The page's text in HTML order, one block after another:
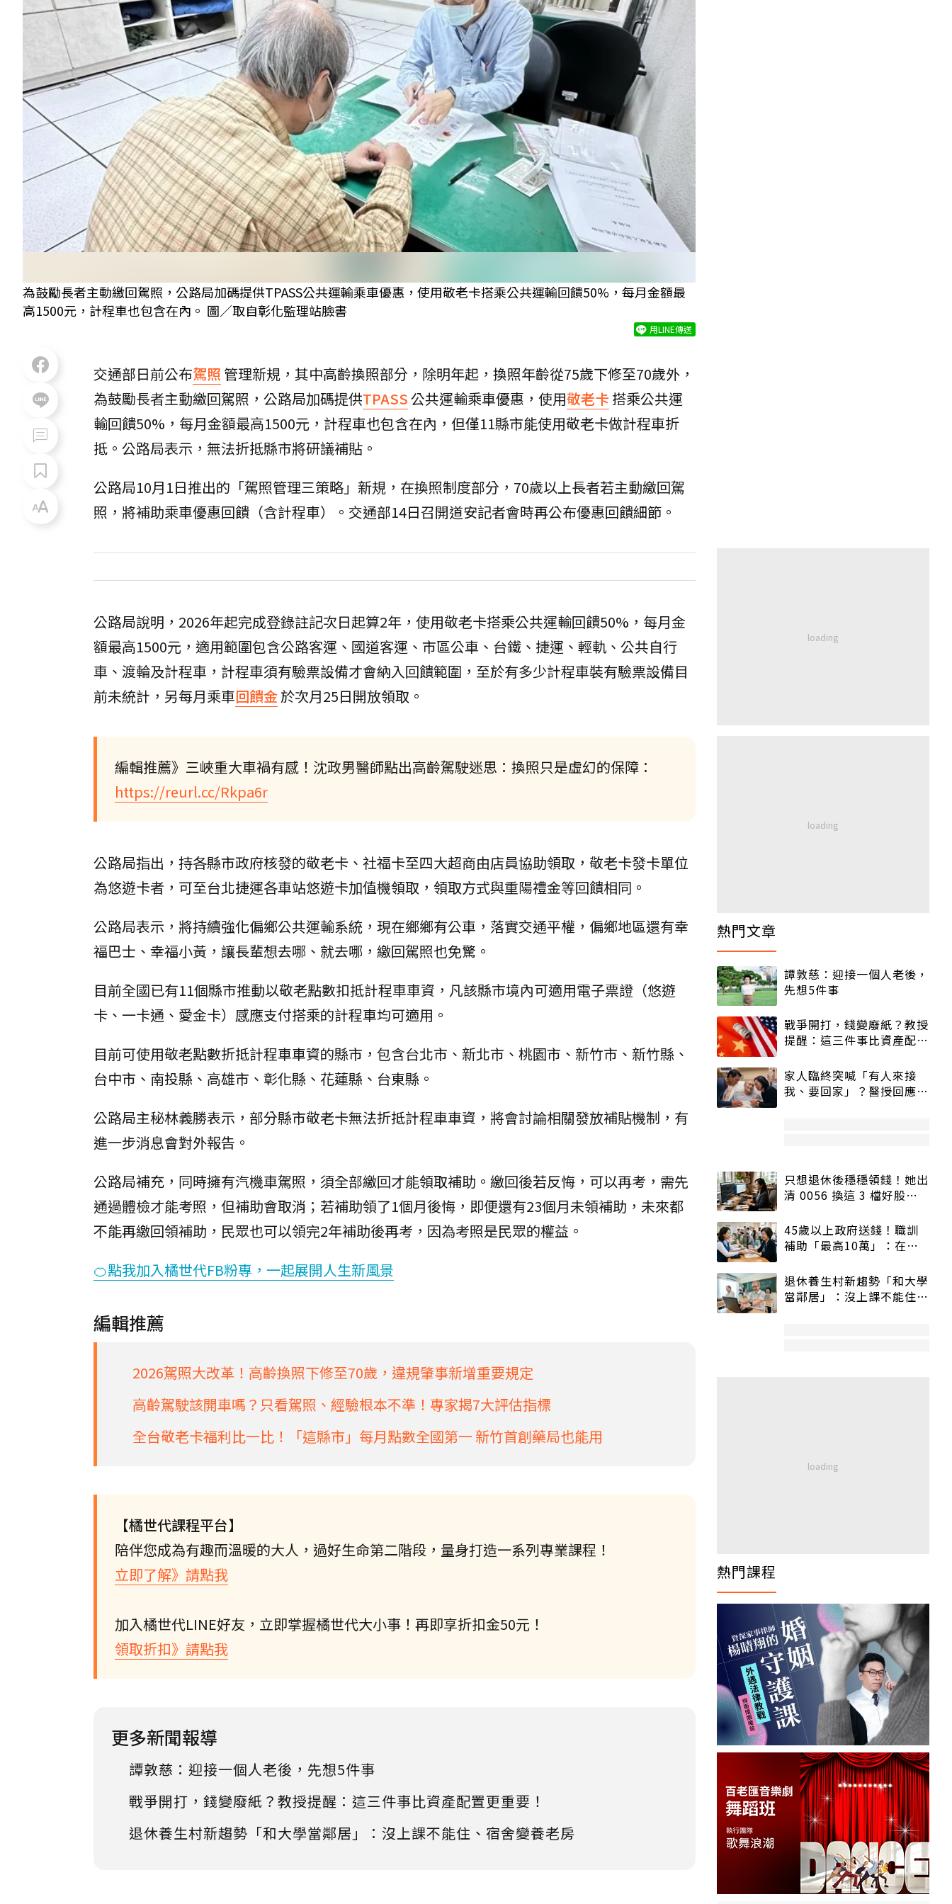
為鼓勵長者主動繳回駕照，公路局加碼提供TPASS公共運輸乘車優惠，使用敬老卡搭乘公共運輸回饋50%，每月金額最
高1500元，計程車也包含在內。 圖／取自彰化監理站臉書
用LINE傳送
交通部日前公布駕照 管理新規，其中高齡換照部分，除明年起，換照年齡從75歲下修至70歲外，
為鼓勵長者主動繳回駕照，公路局加碼提供TPASS公共運輸乘車優惠，使用敬老卡 搭乘公共運
輸回饋50%，每月金額最高1500元，計程車也包含在內，但僅11縣市能使用敬老卡做計程車折
抵。公路局表示，無法折抵縣市將研議補貼。
公路局10月1日推出的「駕照管理三策略」新規，在換照制度部分，70歲以上長者若主動繳回駕
照，將補助乘車優惠回饋（含計程車）。交通部14日召開道安記者會時再公布優惠回饋細節。
公路局說明，2026年起完成登錄註記次日起算2年，使用敬老卡搭乘公共運輸回饋50%，每月金
額最高1500元，適用範圍包含公路客運、國道客運、市區公車、台鐵、捷運、輕軌、公共自行
車、渡輪及計程車，計程車須有驗票設備才會納入回饋範圍，至於有多少計程車裝有驗票設備目
前未統計，另每月乘車回饋金於次月25日開放領取。
編輯推薦》三峽重大車禍有感！沈政男醫師點出高齡駕駛迷思：換照只是虛幻的保障：
https://reurl.cc/Rkpa6r
公路局指出，持各縣市政府核發的敬老卡、社福卡至四大超商由店員協助領取，敬老卡發卡單位
為悠遊卡者，可至台北捷運各車站悠遊卡加值機領取，領取方式與重陽禮金等回饋相同。
公路局表示，將持續強化偏鄉公共運輸系統，現在鄉鄉有公車，落實交通平權，偏鄉地區還有幸
福巴士、幸福小黃，讓長輩想去哪、就去哪，繳回駕照也免驚。
目前全國已有11個縣市推動以敬老點數扣抵計程車車資，凡該縣市境內可適用電子票證（悠遊
卡、一卡通、愛金卡）感應支付搭乘的計程車均可適用。
目前可使用敬老點數折抵計程車車資的縣市，包含台北市、新北市、桃園市、新竹市、新竹縣、
台中市、南投縣、高雄市、彰化縣、花蓮縣、台東縣。
公路局主秘林義勝表示，部分縣市敬老卡無法折抵計程車車資，將會討論相關發放補貼機制，有
進一步消息會對外報告。
公路局補充，同時擁有汽機車駕照，須全部繳回才能領取補助。繳回後若反悔，可以再考，需先
通過體檢才能考照，但補助會取消；若補助領了1個月後悔，即便還有23個月未領補助，未來都
不能再繳回領補助，民眾也可以領完2年補助後再考，因為考照是民眾的權益。
🍊點我加入橘世代FB粉專，一起展開人生新風景
編輯推薦
2026駕照大改革！高齡換照下修至70歲，違規肇事新增重要規定
高齡駕駛該開車嗎？只看駕照、經驗根本不準！專家揭7大評估指標
全台敬老卡福利比一比！「這縣市」每月點數全國第一 新竹首創藥局也能用
【橘世代課程平台】
陪伴您成為有趣而溫暖的大人，過好生命第二階段，量身打造一系列專業課程！
立即了解》請點我
加入橘世代LINE好友，立即掌握橘世代大小事！再即享折扣金50元！
領取折扣》請點我
更多新聞報導
譚敦慈：迎接一個人老後，先想5件事
戰爭開打，錢變廢紙？教授提醒：這三件事比資產配置更重要！
退休養生村新趨勢「和大學當鄰居」：沒上課不能住、宿舍變養老房
熱門文章
譚敦慈：迎接一個人老後，
先想5件事
戰爭開打，錢變廢紙？教授
提醒：這三件事比資產配置
家人臨終突喊「有人來接
我、要回家」？醫授回應方
只想退休後穩穩領錢！她出
清 0056 換這 3 檔好股：
45歲以上政府送錢！職訓
補助「最高10萬」：在
退休養生村新趨勢「和大學
當鄰居」：沒上課不能住、
熱門課程